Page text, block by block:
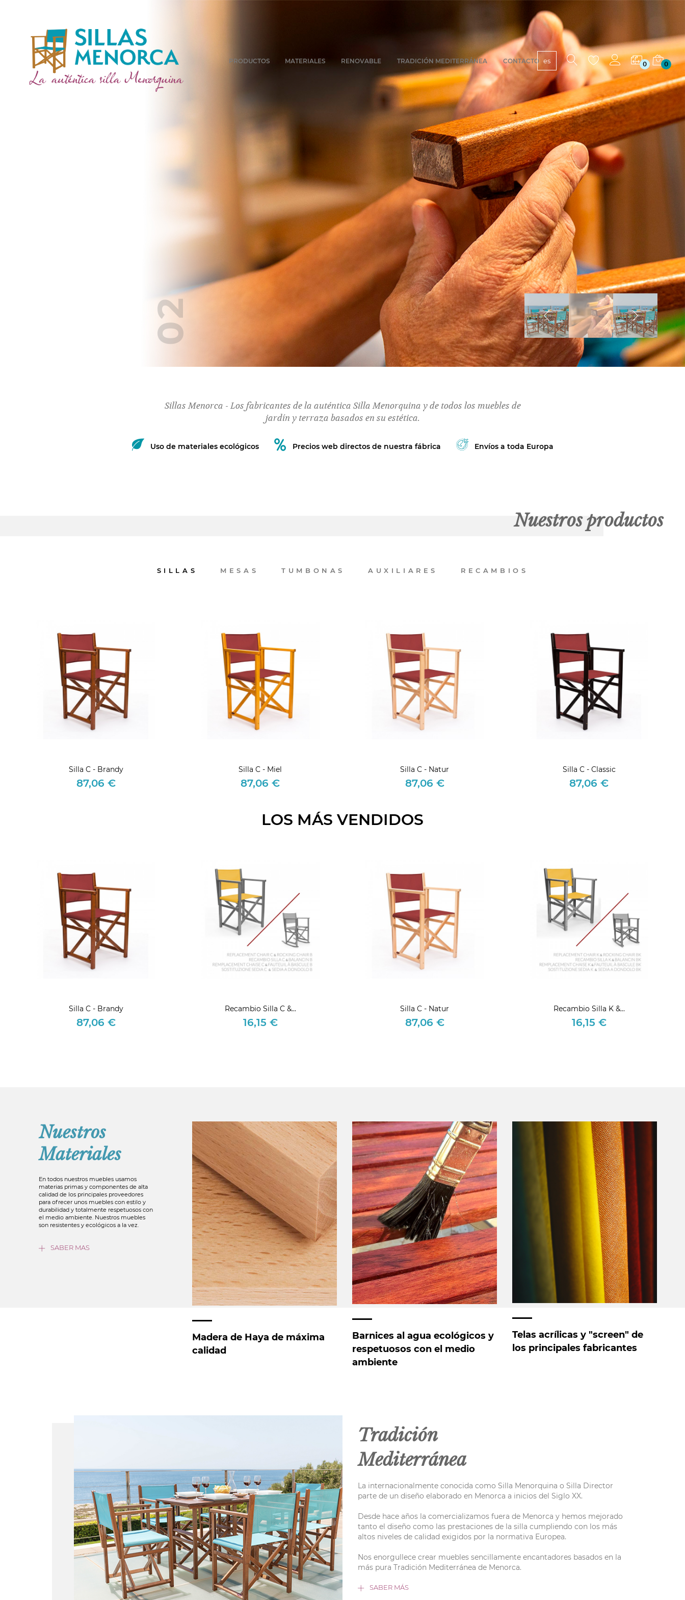
PRODUCTOS MATERIALES RENOVABLE TRADICIÓN MEDITERRÁNEA CONTACTO es 0 0
Muebles artesanos
Una historia desde 1920
02
Sillas Menorca - Los fabricantes de la auténtica Silla Menorquina y de todos los muebles de
jardín y terraza basados en su estética.
Uso de materiales ecológicos Precios web directos de nuestra fábrica Envíos a toda Europa
Nuestros productos
SILLAS MESAS TUMBONAS AUXILIARES RECAMBIOS
Silla C - Brandy
Precio
87,06 €
Silla C - Miel
Precio
87,06 €
Silla C - Natur
Precio
87,06 €
Silla C - Classic
Precio
87,06 €
LOS MÁS VENDIDOS
Silla C - Brandy
Precio
87,06 €
Recambio Silla C &...
Precio
16,15 €
Silla C - Natur
Precio
87,06 €
Recambio Silla K &...
Precio
16,15 €
Nuestros
Materiales
En todos nuestros muebles usamos
materias primas y componentes de alta
calidad de los principales proveedores
para ofrecer unos muebles con estilo y
durabilidad y totalmente respetuosos con
el medio ambiente. Nuestros muebles
son resistentes y ecológicos a la vez.
SABER MAS
Madera de Haya de máxima
calidad
Barnices al agua ecológicos y
respetuosos con el medio
ambiente
Telas acrílicas y "screen" de
los principales fabricantes
Tradición
Mediterránea
La internacionalmente conocida como Silla Menorquina o Silla Director
parte de un diseño elaborado en Menorca a inicios del Siglo XX.
Desde hace años la comercializamos fuera de Menorca y hemos mejorado
tanto el diseño como las prestaciones de la silla cumpliendo con los más
altos niveles de calidad exigidos por la normativa Europea.
Nos enorgullece crear muebles sencillamente encantadores basados en la
más pura Tradición Mediterránea de Menorca.
SABER MÁS